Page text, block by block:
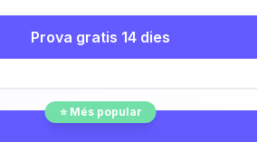
Prova gratis 14 dies
⭐ Més popular